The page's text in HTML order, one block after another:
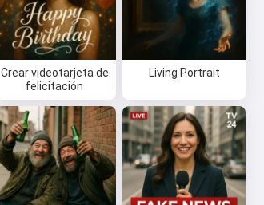
Crear videotarjeta de
felicitación
Living Portrait